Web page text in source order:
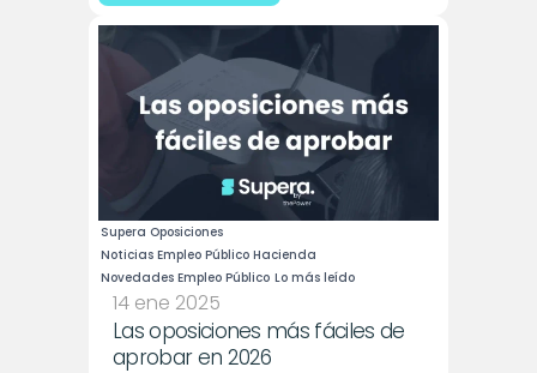
Supera Oposiciones
Noticias Empleo Público Hacienda
Novedades Empleo Público Lo más leído
14 ene 2025
Las oposiciones más fáciles de
aprobar en 2026